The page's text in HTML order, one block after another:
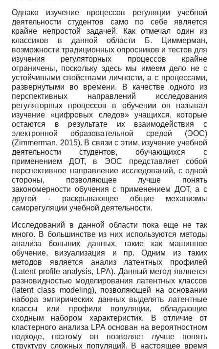
Однако изучение процессов регуляции учебной
деятельности студентов само по себе является
крайне непростой задачей. Как отмечал один из
классиков в данной области Б. Циммерман,
возможности традиционных опросников и тестов для
изучения регуляторных процессов крайне
ограничены, поскольку здесь мы имеем дело не с
устойчивыми свойствами личности, а с процессами,
развернутыми во времени. В качестве одного из
перспективных направлений исследования
регуляторных процессов в обучении он называл
изучение «цифровых следов» учащихся, которые
остаются в результате их взаимодействия с
электронной образовательной средой (ЭОС)
(Zimmerman, 2015). В связи с этим, изучение учебной
деятельности студентов, обучающихся с
применением ДОТ, в ЭОС представляет собой
перспективное направление исследований, с одной
стороны, позволяющее лучше понять
закономерности обучения с применением ДОТ, а с
другой - раскрывающее общие механизмы
саморегуляции учебной деятельности.
Исследований в данной области пока еще не так
много. В большинстве из них используются методы
анализа больших данных, такие как машинное
обучение, визуализация и пр. Одним из таких
методов является анализ латентных профилей
(Latent profile analysis, LPA). Данный метод является
разновидностью моделирования латентных классов
(latent class modeling), позволяющей на основании
набора эмпирических данных выделять латентные
классы или профили популяции, обладающие
сходным набором характеристик. В отличие от
кластерного анализа LPA основан на вероятностном
подходе, поэтому он позволяет лучше понять
структуру сложных популяций. В настоящее время